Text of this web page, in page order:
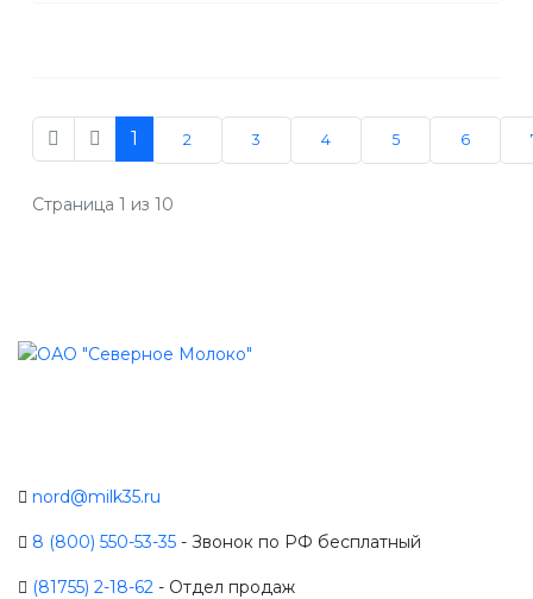
1 2 3 4 5 6
Страница 1 из 10
nord@milk35.ru
8 (800) 550-53-35 - Звонок по РФ бесплатный
(81755) 2-18-62 - Отдел продаж